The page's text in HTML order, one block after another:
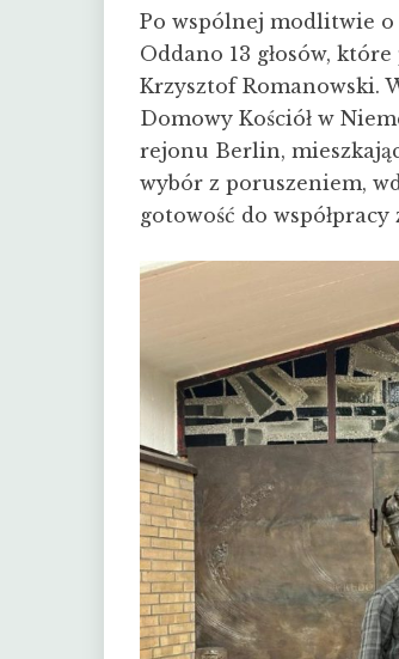
Po wspólnej modlitwie o
Oddano 13 głosów,
Krzysztof Romanowski.
Domowy Kościół w
rejonu Berlin,
wybór z poruszeniem,
gotowość do